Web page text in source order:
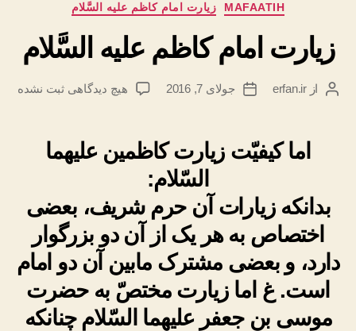
دسته‌ها MAFAATIH زیارت امام کاظم علیه السَّلام
زیارت امام کاظم علیه السَّلام
نویسنده
ازerfan.ir
تاریخجولای 7, 2016 هیچ دیدگاهیبرای
کاظم
علیه
ثبت نشده
اما کیفیّت زیارت کاظمین علیهما
السّلام:
بدانکه زیارات آن حرم شریف، بعضى
اختصاص به هر یک از آن دو بزرگوار
دارد، و بعضى مشترک مابین آن دو امام
است. غ اما زیارت مختصّ به حضرت
موسى بن جعفر علیهما السّلام چنان‏که